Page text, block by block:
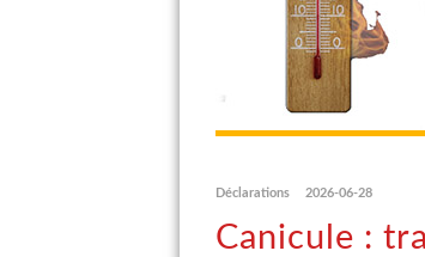
Déclarations 2026-06-28
Canicule :